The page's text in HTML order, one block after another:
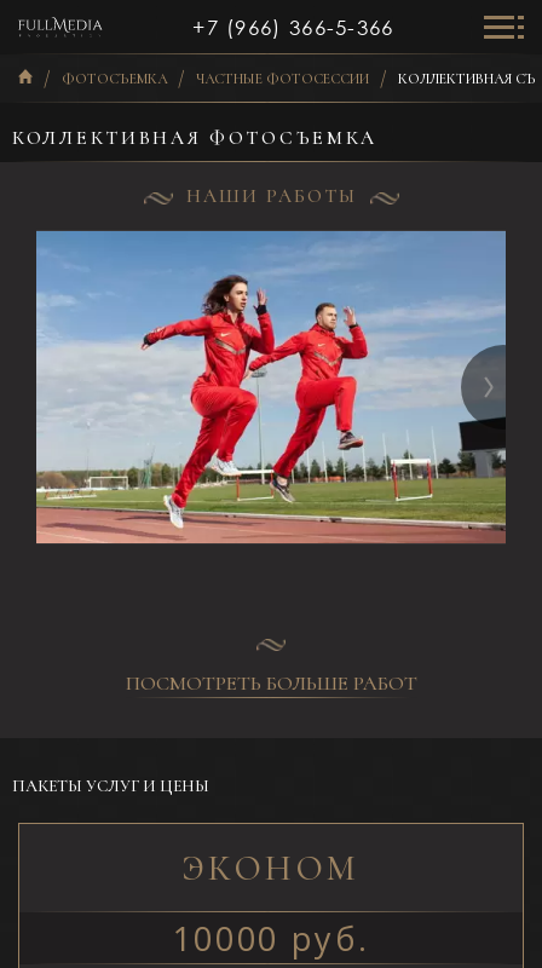
+7 (966) 366-5-366
ФОТОСЪЕМКА ЧАСТНЫЕ ФОТОСЕССИИ КОЛЛЕКТИВНАЯ
КОЛЛЕКТИВНАЯ ФОТОСЪЕМКА
НАШИ РАБОТЫ
ПОСМОТРЕТЬ БОЛЬШЕ РАБОТ
ПАКЕТЫ УСЛУГ И ЦЕНЫ
ЭКОНОМ
10000 руб.